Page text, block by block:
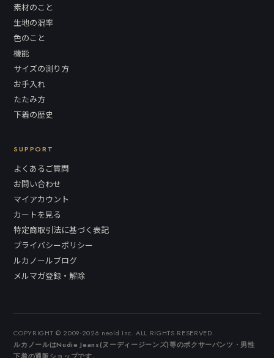
素材のこと
生地の混率
色のこと
機能
サイズの測り方
お手入れ
たたみ方
下着の歴史
SUPPORT
よくあるご質問
お問い合わせ
マイアカウント
カートを見る
特定商取引法に基づく表記
プライバシーポリシー
ルカノールブログ
メルマガ登録・解除
COPYRIGHT © 2009-2026 neold Inc. ALL RIGHTS RESERVED.
ルカノールはNudie Jeans(ヌーディージーンズ)等のボクサーパンツ・男性